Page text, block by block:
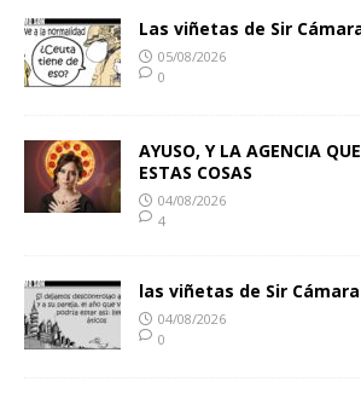
Las viñetas de Sir
05/08/2026
0
AYUSO, Y LA AGENCIA
ESTAS COSAS
04/08/2026
4
las viñetas de Sir Cámara
04/08/2026
0